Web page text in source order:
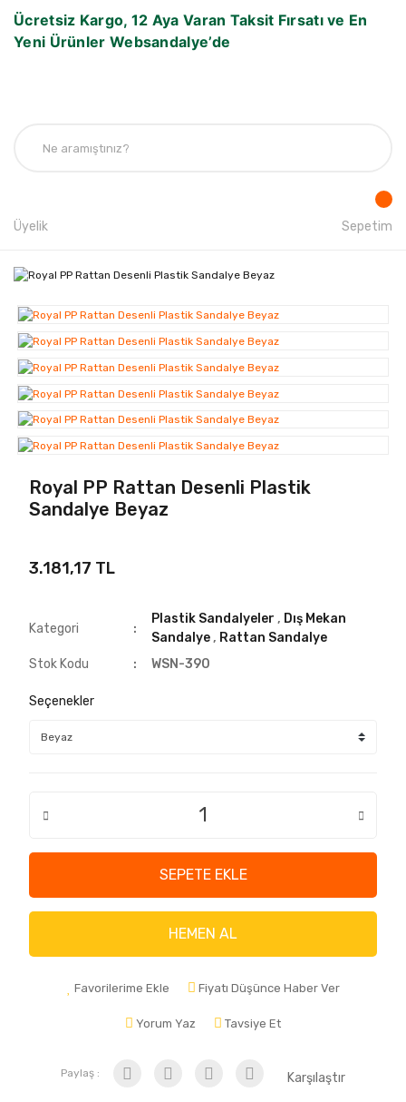
Ücretsiz Kargo, 12 Aya Varan Taksit Fırsatı ve En
Yeni Ürünler Websandalye’de
Üyelik Sepetim
Royal PP Rattan Desenli Plastik
Sandalye Beyaz
3.181,17 TL
Kategori
Plastik Sandalyeler , Dış Mekan
Sandalye, Rattan Sandalye
Stok Kodu
WSN-390
Seçenekler
SEPETE EKLE
HEMEN AL
Favorilerime Ekle Fiyatı Düşünce Haber Ver
Yorum Yaz Tavsiye Et
Paylaş : Karşılaştır